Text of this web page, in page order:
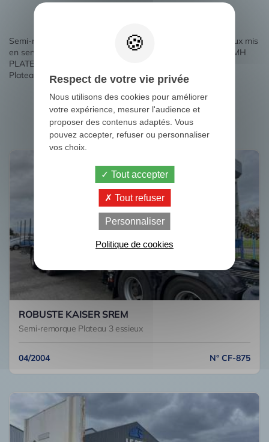
Semi-remorque Plateau Samro ST39MH PLATEAU 3 essieux mis
en service le 23/01/2012 . Ce Semi-remorque Samro ST39MH
PLATEAU 3 essieux d’occasion dispose d'une carrosserie
Plateau. Réf 1509919 / Numéro de parc CA-496.
D'autres camions pour vous
ROBUSTE KAISER SREM
Semi-remorque Plateau 3 essieux
04/2004 N° CF-875
Respect de votre vie privée
Nous utilisons des cookies pour améliorer
votre expérience, mesurer l'audience et
proposer des contenus adaptés. Vous
pouvez accepter, refuser ou personnaliser
vos choix.
Tout accepter
Tout refuser
Personnaliser
Politique de cookies